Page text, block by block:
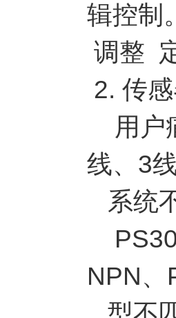
辑控制
调整
2. 传
用户
线、3
系统
NPN、